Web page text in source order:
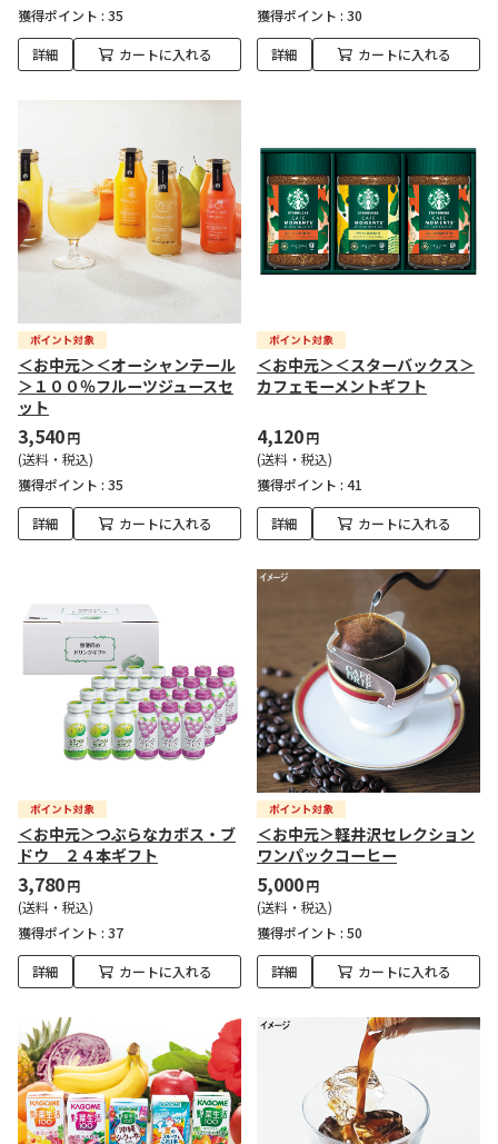
獲得ポイント : 35
詳細 カートに入れる
獲得ポイント : 30
詳細 カートに入れる
＜お中元＞＜オーシャンテール
＞１００％フルーツジュースセ
ット
3,540円
(送料・税込)
獲得ポイント : 35
詳細 カートに入れる
＜お中元＞＜スターバックス＞
カフェモーメントギフト
4,120円
(送料・税込)
獲得ポイント : 41
詳細 カートに入れる
＜お中元＞つぶらなカボス・ブ
ドウ ２４本ギフト
3,780円
(送料・税込)
獲得ポイント : 37
詳細 カートに入れる
＜お中元＞軽井沢セレクション
ワンパックコーヒー
5,000円
(送料・税込)
獲得ポイント : 50
詳細 カートに入れる